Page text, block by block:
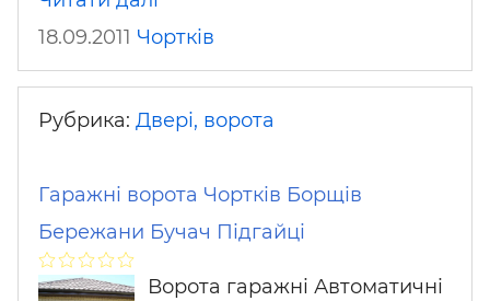
18.09.2011 Чортків
Рубрика: Двері, ворота
Гаражні ворота Чортків Борщів
Бережани Бучач Підгайці
Ворота гаражні Автоматичні